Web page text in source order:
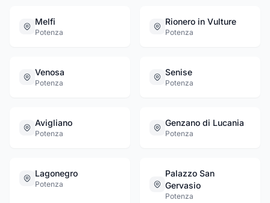
Melfi
Potenza
Rionero in Vulture
Potenza
Venosa
Potenza
Senise
Potenza
Avigliano
Potenza
Genzano di Lucania
Potenza
Lagonegro
Potenza
Palazzo San
Gervasio
Potenza